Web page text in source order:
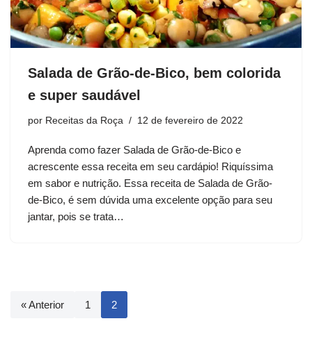
Salada de Grão-de-Bico, bem colorida
e super saudável
por Receitas da Roça 12 de fevereiro de 2022
Aprenda como fazer Salada de Grão-de-Bico e
acrescente essa receita em seu cardápio! Riquíssima
em sabor e nutrição. Essa receita de Salada de Grão-
de-Bico, é sem dúvida uma excelente opção para seu
jantar, pois se trata…
« Anterior 1 2